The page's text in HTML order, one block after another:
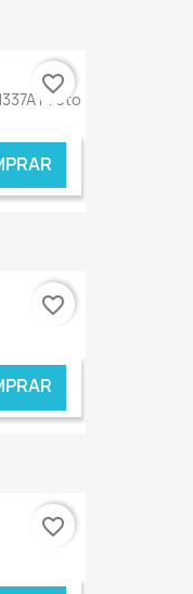
€ ONLINE
Preto
€ ONLINE
favorite_border
€ ONLINE
favorite_border
favorite_border